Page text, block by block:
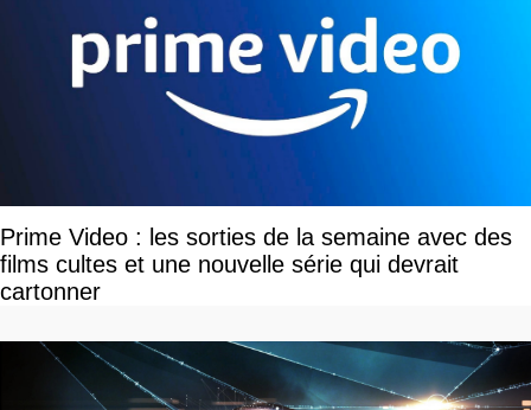
Prime Video : les sorties de la semaine avec des
films cultes et une nouvelle série qui devrait
cartonner